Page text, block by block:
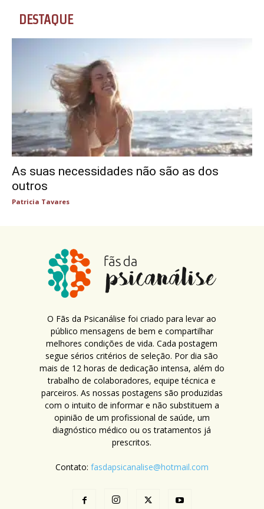
DESTAQUE
As suas necessidades não são as dos
outros
Patricia Tavares
O Fãs da Psicanálise foi criado para levar ao
público mensagens de bem e compartilhar
melhores condições de vida. Cada postagem
segue sérios critérios de seleção. Por dia são
mais de 12 horas de dedicação intensa, além do
trabalho de colaboradores, equipe técnica e
parceiros. As nossas postagens são produzidas
com o intuito de informar e não substituem a
opinião de um profissional de saúde, um
diagnóstico médico ou os tratamentos já
prescritos.
Contato: fasdapsicanalise@hotmail.com